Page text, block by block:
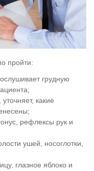
пройти:
грудную
какие
рефлексы рук и
ушей, носоглотки,
глазное яблоко и